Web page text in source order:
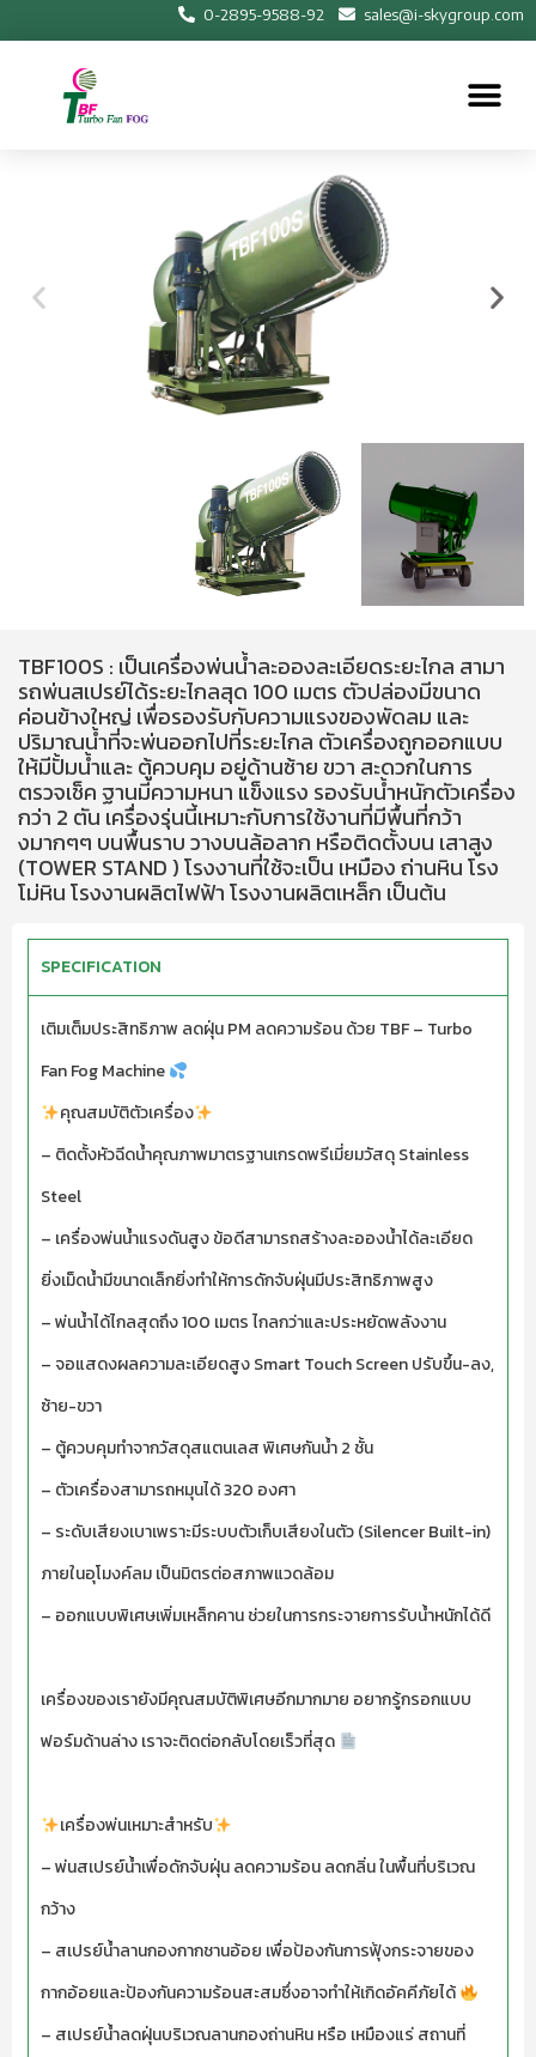
0-2895-9588-92 sales@i-skygroup.com
TBF100S : เป็นเครื่องพ่นน้ำละอองละเอียดระยะไกล สามา
รถพ่นสเปรย์ได้ระยะไกลสุด 100 เมตร ตัวปล่องมีขนาด
ค่อนข้างใหญ่ เพื่อรองรับกับความแรงของพัดลม และ
ปริมาณน้ำที่จะพ่นออกไปที่ระยะไกล ตัวเครื่องถูกออกแบบ
ให้มีปั้มน้ำและ ตู้ควบคุม อยู่ด้านซ้าย ขวา สะดวกในการ
ตรวจเช็ค ฐานมีความหนา แข็งแรง รองรับน้ำหนักตัวเครื่อง
กว่า 2 ตัน เครื่องรุ่นนี้เหมาะกับการใช้งานที่มีพื้นที่กว้า
งมากๆๆ บนพื้นราบ วางบนล้อลาก หรือติดตั้งบน เสาสูง
(TOWER STAND ) โรงงานที่ใช้จะเป็น เหมือง ถ่านหิน โรง
โม่หิน โรงงานผลิตไฟฟ้า โรงงานผลิตเหล็ก เป็นต้น
SPECIFICATION
เติมเต็มประสิทธิภาพ ลดฝุ่น PM ลดความร้อน ด้วย TBF – Turbo
Fan Fog Machine
คุณสมบัติตัวเครื่อง
– ติดตั้งหัวฉีดน้ำคุณภาพมาตรฐานเกรดพรีเมี่ยมวัสดุ Stainless
Steel
– เครื่องพ่นน้ำแรงดันสูง ข้อดีสามารถสร้างละอองน้ำได้ละเอียด
ยิ่งเม็ดน้ำมีขนาดเล็กยิ่งทำให้การดักจับฝุ่นมีประสิทธิภาพสูง
– พ่นน้ำได้ไกลสุดถึง 100 เมตร ไกลกว่าและประหยัดพลังงาน
– จอแสดงผลความละเอียดสูง Smart Touch Screen ปรับขึ้น-ลง,
ซ้าย-ขวา
– ตู้ควบคุมทำจากวัสดุสแตนเลส พิเศษกันน้ำ 2 ชั้น
– ตัวเครื่องสามารถหมุนได้ 320 องศา
– ระดับเสียงเบาเพราะมีระบบตัวเก็บเสียงในตัว (Silencer Built-in)
ภายในอุโมงค์ลม เป็นมิตรต่อสภาพแวดล้อม
– ออกแบบพิเศษเพิ่มเหล็กคาน ช่วยในการกระจายการรับน้ำหนักได้ดี
เครื่องของเรายังมีคุณสมบัติพิเศษอีกมากมาย อยากรู้กรอกแบบ
ฟอร์มด้านล่าง เราจะติดต่อกลับโดยเร็วที่สุด
เครื่องพ่นเหมาะสำหรับ
– พ่นสเปรย์น้ำเพื่อดักจับฝุ่น ลดความร้อน ลดกลิ่น ในพื้นที่บริเวณ
กว้าง
– สเปรย์น้ำลานกองกากชานอ้อย เพื่อป้องกันการฟุ้งกระจายของ
กากอ้อยและป้องกันความร้อนสะสมซึ่งอาจทำให้เกิดอัคคีภัยได้
– สเปรย์น้ำลดฝุ่นบริเวณลานกองถ่านหิน หรือ เหมืองแร่ สถานที่